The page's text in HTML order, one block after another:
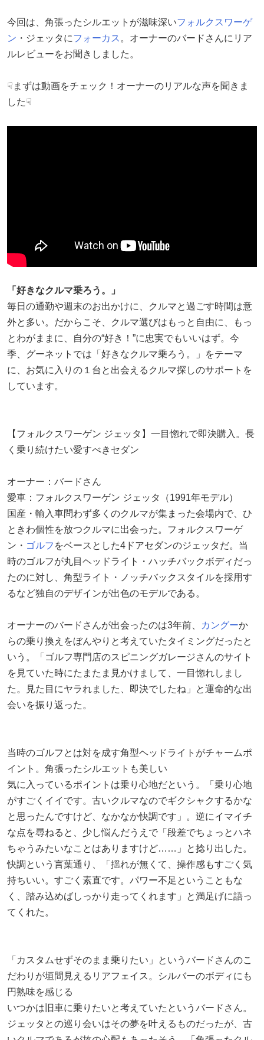
今回は、角張ったシルエットが滋味深いフォルクスワーゲ
ン ・ジェッタにフォーカス 。オーナーのバードさんにリア
ルレビューをお聞きしました。
☟まずは動画をチェック！オーナーのリアルな声を聞きま
した☟
「好きなクルマ乗ろう。」
毎日の通勤や週末のお出かけに、クルマと過ごす時間は意
外と多い。だからこそ、クルマ選びはもっと自由に、もっ
とわがままに、自分の“好き！”に忠実でもいいはず。今
季、グーネットでは「好きなクルマ乗ろう。」をテーマ
に、お気に入りの１台と出会えるクルマ探しのサポートを
しています。
【フォルクスワーゲン ジェッタ】一目惚れで即決購入。長
く乗り続けたい愛すべきセダン
オーナー：バードさん
愛車：フォルクスワーゲン ジェッタ（1991年モデル）
国産・輸入車問わず多くのクルマが集まった会場内で、ひ
ときわ個性を放つクルマに出会った。フォルクスワーゲ
ン・ ゴルフ をベースとした4ドアセダンのジェッタだ。当
時のゴルフが丸目ヘッドライト・ハッチバックボディだっ
たのに対し、角型ライト・ノッチバックスタイルを採用す
るなど独自のデザインが出色のモデルである。
オーナーのバードさんが出会ったのは3年前、 カングーか
らの乗り換えをぼんやりと考えていたタイミングだったと
いう。「ゴルフ専門店のスピニングガレージさんのサイト
を見ていた時にたまたま見かけまして、一目惚れしまし
た。見た目にヤラれました、即決でしたね」と運命的な出
会いを振り返った。
当時のゴルフとは対を成す角型ヘッドライトがチャームポ
イント。角張ったシルエットも美しい
気に入っているポイントは乗り心地だという。「乗り心地
がすごくイイです。古いクルマなのでギクシャクするかな
と思ったんですけど、なかなか快調です」。逆にイマイチ
な点を尋ねると、少し悩んだうえで「段差でちょっとハネ
ちゃうみたいなことはありますけど……」と捻り出した。
快調という言葉通り、「揺れが無くて、操作感もすごく気
持ちいい。すごく素直です。パワー不足ということもな
く、踏み込めばしっかり走ってくれます」と満足げに語っ
てくれた。
「カスタムせずそのまま乗りたい」というバードさんのこ
だわりが垣間見えるリアフェイス。シルバーのボディにも
円熟味を感じる
いつかは旧車に乗りたいと考えていたというバードさん。
ジェッタとの巡り会いはその夢を叶えるものだったが、古